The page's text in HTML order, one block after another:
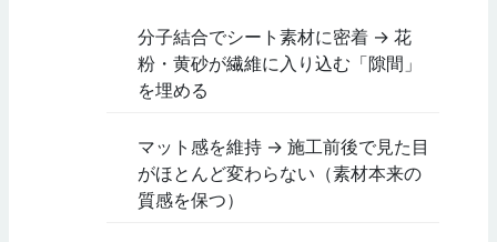
分子結合でシート素材に密着 → 花
粉・黄砂が繊維に入り込む「隙間」
を埋める
マット感を維持 → 施工前後で見た目
がほとんど変わらない（素材本来の
質感を保つ）